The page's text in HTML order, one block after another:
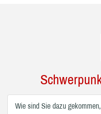
Wie sind Sie dazu